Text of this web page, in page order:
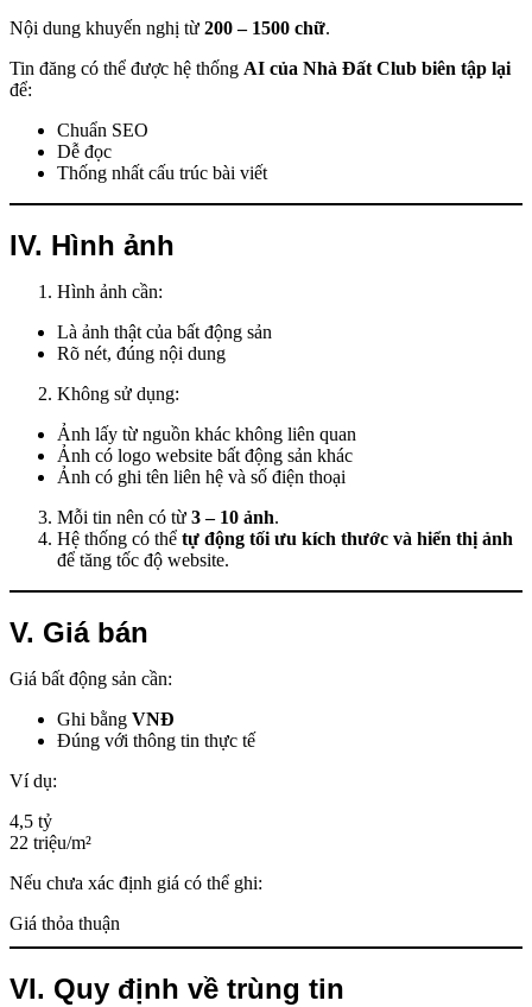
Nội dung khuyến nghị từ 200 – 1500 chữ.
Tin đăng có thể được hệ thống AI của Nhà Đất Club biên tập lại
để:
Chuẩn SEO
Dễ đọc
Thống nhất cấu trúc bài viết
IV. Hình ảnh
Hình ảnh cần:
Là ảnh thật của bất động sản
Rõ nét, đúng nội dung
Không sử dụng:
Ảnh lấy từ nguồn khác không liên quan
Ảnh có logo website bất động sản khác
Ảnh có ghi tên liên hệ và số điện thoại
Mỗi tin nên có từ 3 – 10 ảnh.
Hệ thống có thể tự động tối ưu kích thước và hiển thị ảnh
để tăng tốc độ website.
V. Giá bán
Giá bất động sản cần:
Ghi bằng VNĐ
Đúng với thông tin thực tế
Ví dụ:
4,5 tỷ
22 triệu/m²
Nếu chưa xác định giá có thể ghi:
Giá thỏa thuận
VI. Quy định về trùng tin